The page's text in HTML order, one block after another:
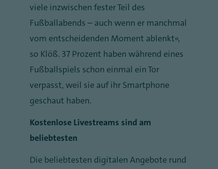
viele inzwischen fester Teil des
Fußballabends – auch wenn er manchmal
vom entscheidenden Moment ablenkt“,
so Klöß. 37 Prozent haben während eines
Fußballspiels schon einmal ein Tor
verpasst, weil sie auf ihr Smartphone
geschaut haben.
Kostenlose Livestreams sind am
beliebtesten
Die beliebtesten digitalen Angebote rund